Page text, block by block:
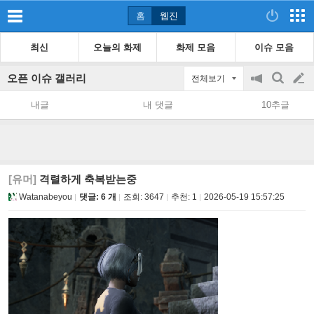
홈 웹진
최신 오늘의 화제 화제 모음 이슈 모음
오픈 이슈 갤러리 전체보기
공
지
on/off
검
색
글
쓰
내글 내 댓글 10추글
[유머] 격렬하게 축복받는중
Watanabeyou 댓글: 6 개 조회: 3647 추천: 1 2026-05-19 15:57:25